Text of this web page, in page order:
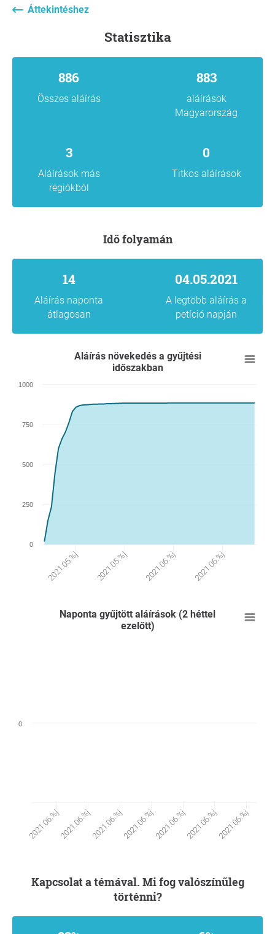
Áttekintéshez
statisztika
886
Összes aláírás
883
aláírások
Magyarország
3
Aláírások más
régiókból
0
Titkos aláírások
Idő folyamán
14
Aláírás naponta
átlagosan
04.05.2021
A legtöbb aláírás a
petíció napján
Aláírás növekedés a gyűjtési
időszakban
2021.05.%j 2021.05.%j 2021.06.%j 2021.06.%j
0
1000
250
500
750
Naponta gyűjtött aláírások (2 héttel
ezelőtt)
2021.06.%j2021.06.%j2021.06.%j2021.06.%j2021.06.%j2021.06.%j2021.06.%j
0
Kapcsolat a témával. Mi fog valószínűleg
történni?